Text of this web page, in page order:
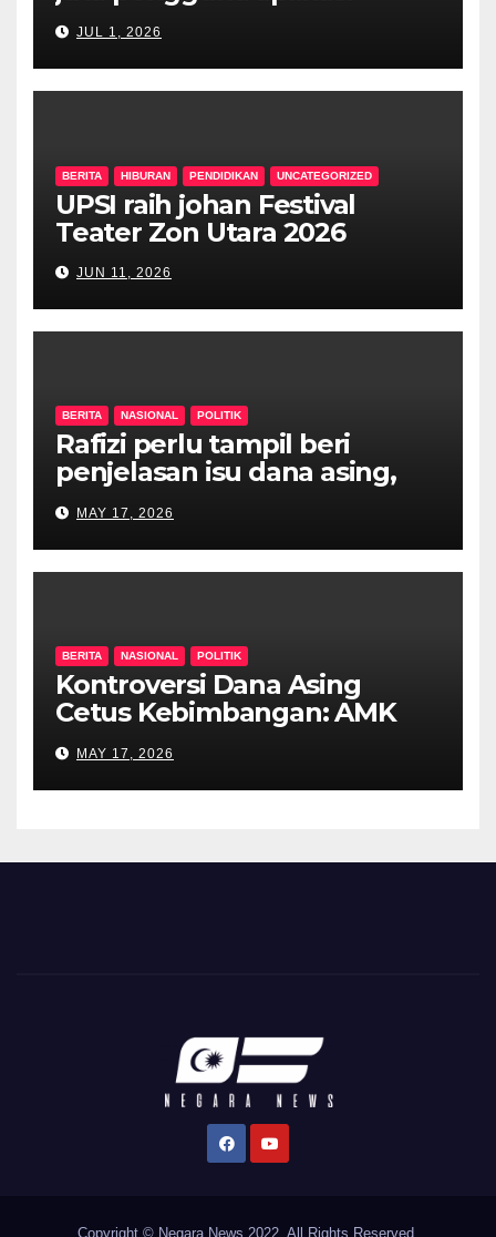
kesihatan digital MyMedix
dalam tempoh setahun
JUL 1, 2026
BERITA HIBURAN PENDIDIKAN UNCATEGORIZED
UPSI raih johan Festival
Teater Zon Utara 2026
JUN 11, 2026
BERITA NASIONAL POLITIK
Rafizi perlu tampil beri
penjelasan isu dana asing,
khianat negara
MAY 17, 2026
BERITA NASIONAL POLITIK
Kontroversi Dana Asing
Cetus Kebimbangan: AMK
Desak Siasatan Menyeluruh
MAY 17, 2026
Copyright © Negara News 2022. All Rights Reserved.